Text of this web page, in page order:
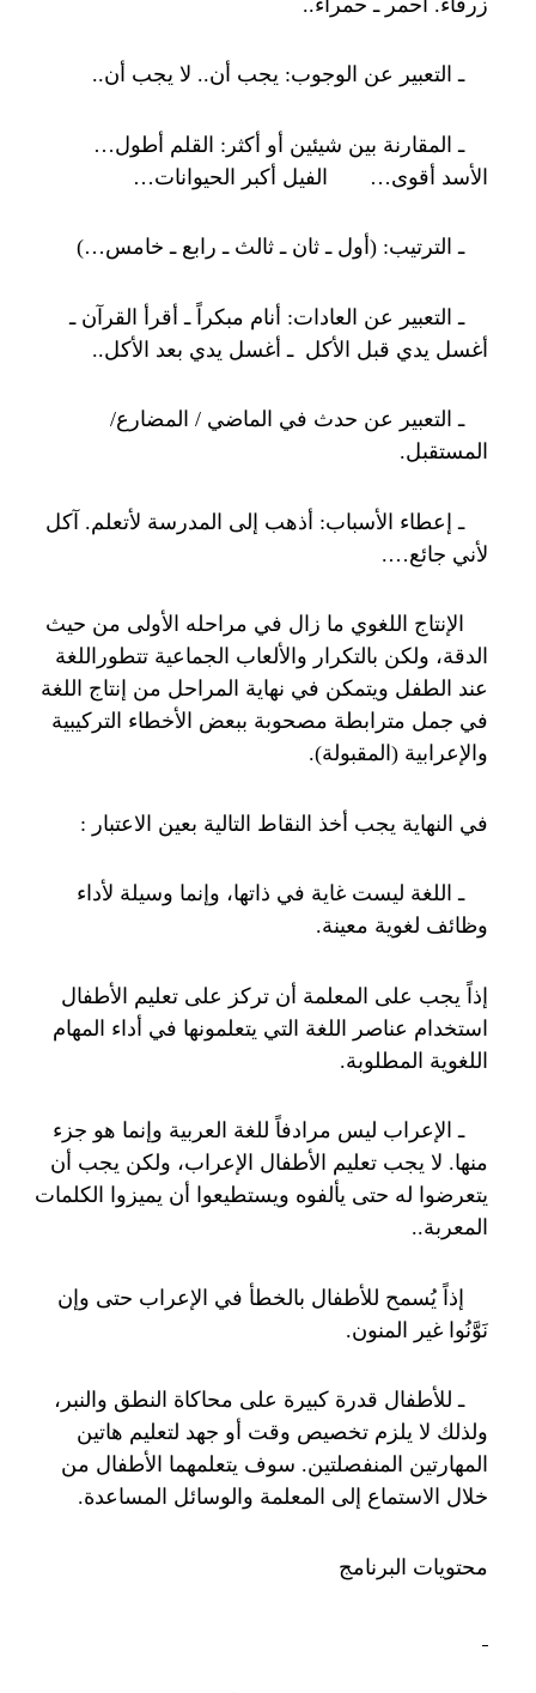
ـ التعبير عن الوجوب: يجب أن.. لا يجب أن..
ـ المقارنة بين شيئين أو أكثر: القلم أطول…
الأسد أقوى… الفيل أكبر الحيوانات…
ـ الترتيب: (أول ـ ثان ـ ثالث ـ رابع ـ خامس…)
ـ التعبير عن العادات: أنام مبكراً ـ أقرأ القرآن ـ
أغسل يدي قبل الأكل ـ أغسل يدي بعد الأكل..
ـ التعبير عن حدث في الماضي / المضارع/
المستقبل.
ـ إعطاء الأسباب: أذهب إلى المدرسة لأتعلم. آكل
لأني جائع….
الإنتاج اللغوي ما زال في مراحله الأولى من حيث
الدقة، ولكن بالتكرار والألعاب الجماعية تتطوراللغة
عند الطفل ويتمكن في نهاية المراحل من إنتاج اللغة
في جمل مترابطة مصحوبة ببعض الأخطاء التركيبية
والإعرابية (المقبولة).
في النهاية يجب أخذ النقاط التالية بعين الاعتبار :
ـ اللغة ليست غاية في ذاتها، وإنما وسيلة لأداء
وظائف لغوية معينة.
إذاً يجب على المعلمة أن تركز على تعليم الأطفال
استخدام عناصر اللغة التي يتعلمونها في أداء المهام
اللغوية المطلوبة.
ـ الإعراب ليس مرادفاً للغة العربية وإنما هو جزء
منها. لا يجب تعليم الأطفال الإعراب، ولكن يجب أن
يتعرضوا له حتى يألفوه ويستطيعوا أن يميزوا الكلمات
المعربة..
إذاً يُسمح للأطفال بالخطأ في الإعراب حتى وإن
نَوَّنُوا غير المنون.
ـ للأطفال قدرة كبيرة على محاكاة النطق والنبر،
ولذلك لا يلزم تخصيص وقت أو جهد لتعليم هاتين
المهارتين المنفصلتين. سوف يتعلمهما الأطفال من
خلال الاستماع إلى المعلمة والوسائل المساعدة.
محتويات البرنامج